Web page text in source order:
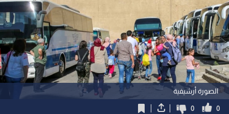
الصورة أرشيفية
0
0